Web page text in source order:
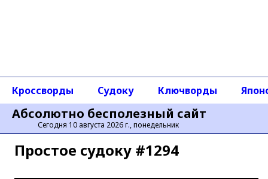
Абсолютно бесполезный сайт
Сегодня 10 августа 2026 г., понедельник
Кроссворды Судоку Ключворды
Простое cудоку #1294